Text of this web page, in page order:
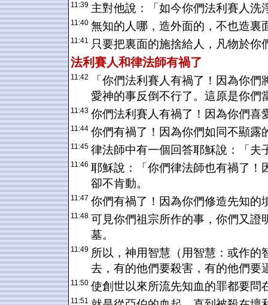
11:39 主對他說：「如今你們法利賽人洗
11:40 無知的人哪，造外面的，不也造裏
11:41 只要把裏面的施捨給人，凡物於你
法利賽人和律法師有禍了
11:42
「你們法利賽人有禍了！因為你
愛神的事反倒不行了。這原是你們
11:43 你們法利賽人有禍了！因為你們喜
11:44 你們有禍了！因為你們如同不顯露
11:45 律法師中有一個回答耶穌說：「夫
11:46 耶穌說：「你們律法師也有禍了！
卻不肯動。
11:47 你們有禍了！因為你們修造先知的
11:48 可見你們祖宗所作的事，你們又證
墓。
11:49 所以，神用智慧（用智慧：或作
去，有的他們要殺害，有的他們要
11:50 使創世以來所流先知血的罪都要問
11:51